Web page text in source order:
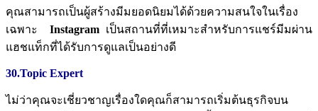
คุณสามารถเป็นผู้สร้างมีมยอดนิยมได้ด้วยความสนใจในเรื่อง
เฉพาะ
Instagram เป็นสถานที่ที่เหมาะสำหรับการแชร์มีมผ่าน
แฮชแท็กที่ได้รับการดูแลเป็นอย่างดี
30.Topic Expert
ไม่ว่าคุณจะเชี่ยวชาญเรื่องใดคุณก็สามารถเริ่มต้นธุรกิจบน